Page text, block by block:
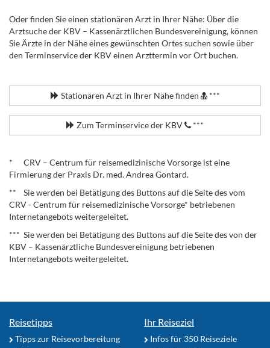
Oder finden Sie einen stationären Arzt in Ihrer Nähe: Über die
Arztsuche der KBV – Kassenärztlichen Bundesvereinigung, können
Sie Ärzte in der Nähe eines gewünschten Ortes suchen sowie über
den Terminservice der KBV einen Arzttermin vor Ort buchen.
Stationären Arzt in Ihrer Nähe finden ***
Zum Terminservice der KBV ***
* CRV – Centrum für reisemedizinische Vorsorge ist eine
Firmierung der Praxis Dr. med. Andrea Gontard.
** Sie werden bei Betätigung des Buttons auf die Seite des vom
CRV - Centrum für reisemedizinische Vorsorge* betriebenen
Internetangebots weitergeleitet.
*** Sie werden bei Betätigung des Buttons auf die Seite des von der
KBV – Kassenärztliche Bundesvereinigung betriebenen
Internetangebots weitergeleitet.
Reisetipps
Tipps zur Reisevorbereitung
Ihr Reiseziel
Infos für 350 Reiseziele